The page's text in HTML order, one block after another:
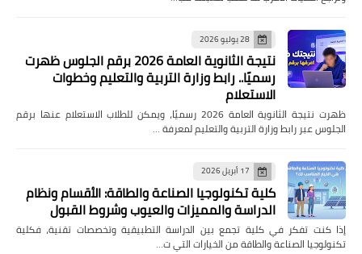
28 يوليو 2026
نتيجة الثانوية العامة 2026 برقم الجلوس ظهرت
رسميًا.. رابط وزارة التربية والتعليم وخطوات
الاستعلام
ظهرت نتيجة الثانوية العامة 2026 رسميًا، ويمكن للطلاب الاستعلام عنها برقم
الجلوس عبر رابط وزارة التربية والتعليم لمعرفة …
17 أبريل 2026
كلية تكنولوجيا الصناعة والطاقة: الأقسام ونظام
الدراسة والمميزات والعيوب وشروط القبول
إذا كنت تفكر في كلية تجمع بين الدراسة التطبيقية وتخصصات تقنية، فكلية
تكنولوجيا الصناعة والطاقة من الخيارات التي ت…